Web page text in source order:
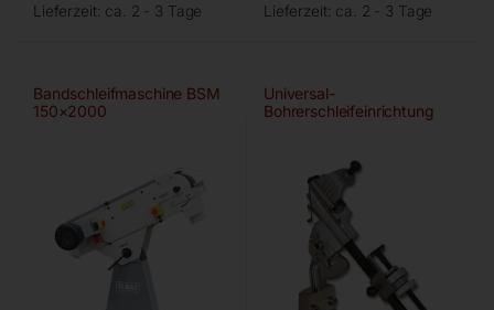
Lieferzeit: ca. 2 - 3 Tage
Lieferzeit: ca. 2 - 3 Tage
Bandschleifmaschine BSM
150×2000
Universal-
Bohrerschleifeinrichtung